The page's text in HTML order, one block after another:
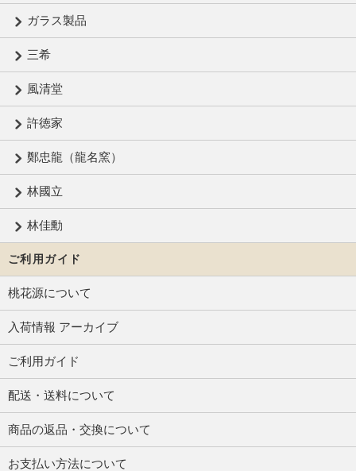
ガラス製品
三希
風清堂
許徳家
鄭忠龍（龍名窯）
林國立
林佳勳
ご利用ガイド
桃花源について
入荷情報 アーカイブ
ご利用ガイド
配送・送料について
商品の返品・交換について
お支払い方法について